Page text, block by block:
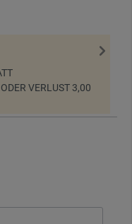
VERLUST 3,00